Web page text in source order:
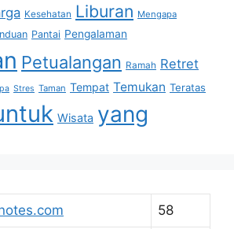
Kesehatan Liburan Mengapa
Pantai Pengalaman
Petualangan Ramah Retret
Stres Taman Tempat Temukan Teratas
Wisata yang
58